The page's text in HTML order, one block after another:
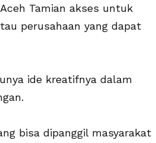
Tamian akses untuk
perusahaan yang dapat
ide kreatifnya dalam
bisa dipanggil masyarakat